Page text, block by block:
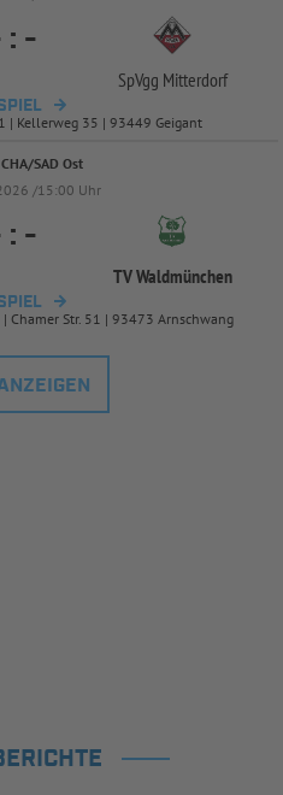
: -
SpVgg Mitterdorf
| Kellerweg 35 | 93449 Geigant
SAD Ost
/15:00 Uhr
: -
TV Waldmünchen
Chamer Str. 51 | 93473 Arnschwang